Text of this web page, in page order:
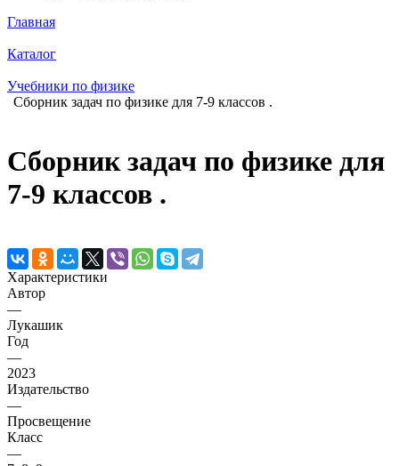
Главная
Каталог
Учебники по физике
Сборник задач по физике для 7-9 классов .
Сборник задач по физике для
7-9 классов .
Характеристики
Автор
—
Лукашик
Год
—
2023
Издательство
—
Просвещение
Класс
—